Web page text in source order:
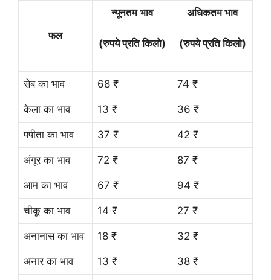
फल
न्यूनतम भाव
(रुपये प्रति किलो)
अधिकतम भाव
(रुपये प्रति किलो)
सेब का भाव 68 ₹ 74 ₹
केला का भाव 13 ₹ 36 ₹
पपीता का भाव 37 ₹ 42 ₹
अंगूर का भाव 72 ₹ 87 ₹
आम का भाव 67 ₹ 94 ₹
चीकू का भाव 14 ₹ 27 ₹
अनानास का भाव 18 ₹ 32 ₹
अनार का भाव 13 ₹ 38 ₹